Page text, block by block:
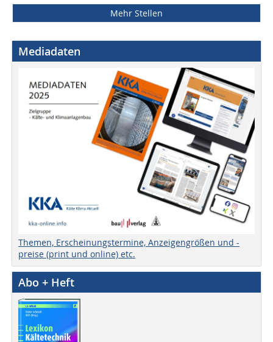
Mehr Stellen
Mediadaten
Themen, Erscheinungstermine, Anzeigengrößen und -
preise (print und online) etc.
Abo + Heft